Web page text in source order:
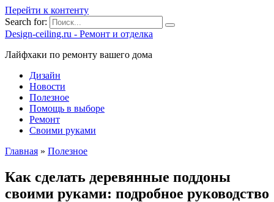
Перейти к контенту
Search for:
Design-ceiling.ru - Ремонт и отделка
Лайфхаки по ремонту вашего дома
Дизайн
Новости
Полезное
Помощь в выборе
Ремонт
Своими руками
Главная » Полезное
Как сделать деревянные поддоны
своими руками: подробное руководство